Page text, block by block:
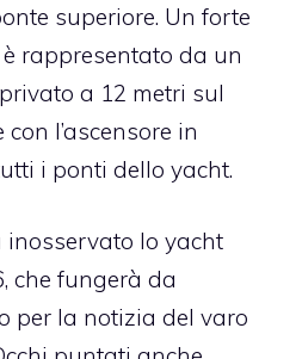
superiore. Un forte
rappresentato da un
a 12 metri sul
l’ascensore in
i ponti dello yacht.
inosservato lo yacht
, che fungerà da
per la notizia del varo